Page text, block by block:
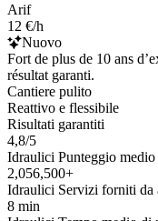
Arif
12 €/h
Nuovo
Fort de plus de 10 ans
résultat garanti.
Cantiere pulito
Reattivo e flessibile
Risultati garantiti
4,8/5
Idraulici Punteggio
2,056,500+
Idraulici Servizi forniti da
8 min